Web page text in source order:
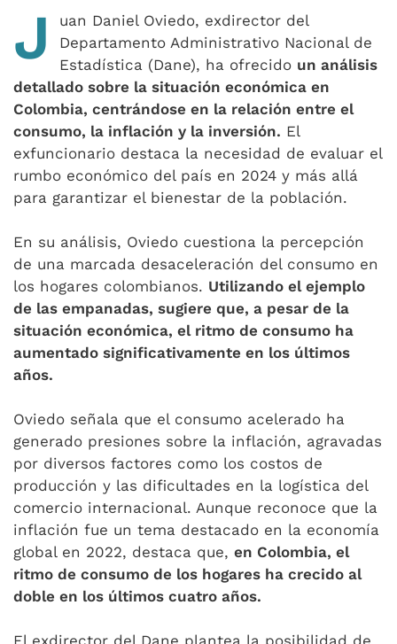
J
uan Daniel Oviedo, exdirector del
Departamento Administrativo Nacional de
Estadística (Dane), ha ofrecido un análisis
detallado sobre la situación económica en
Colombia, centrándose en la relación entre el
consumo, la inflación y la inversión. El
exfuncionario destaca la necesidad de evaluar el
rumbo económico del país en 2024 y más allá
para garantizar el bienestar de la población.
En su análisis, Oviedo cuestiona la percepción
de una marcada desaceleración del consumo en
los hogares colombianos. Utilizando el ejemplo
de las empanadas, sugiere que, a pesar de la
situación económica, el ritmo de consumo ha
aumentado significativamente en los últimos
años.
Oviedo señala que el consumo acelerado ha
generado presiones sobre la inflación, agravadas
por diversos factores como los costos de
producción y las dificultades en la logística del
comercio internacional. Aunque reconoce que la
inflación fue un tema destacado en la economía
global en 2022, destaca que, en Colombia, el
ritmo de consumo de los hogares ha crecido al
doble en los últimos cuatro años.
El exdirector del Dane plantea la posibilidad de